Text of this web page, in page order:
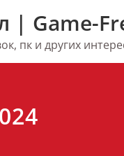
| Game-
пк и других